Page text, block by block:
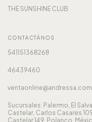
THE SUNSHINE CLUB
CONTACTÁNOS
541151368268
46439460
Sucursales: Palermo, El
Castelar, Carlos Casares
Castelar 149, Polanco,